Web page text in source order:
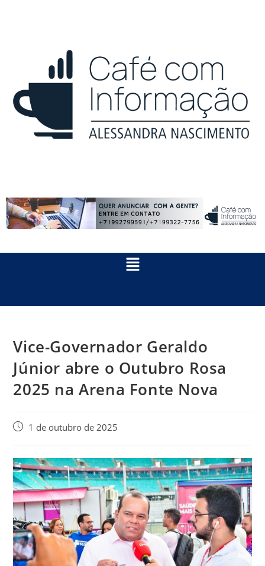
Vice-Governador Geraldo
Júnior abre o Outubro Rosa
2025 na Arena Fonte Nova
1 de outubro de 2025